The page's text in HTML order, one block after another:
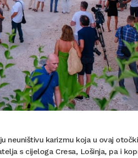
neuništivu karizmu koja u ovaj
s cijeloga Cresa, Lošinja, pa i